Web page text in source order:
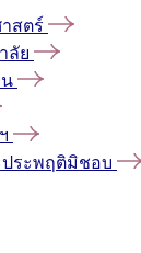
สตร์
ลัย
ประพฤติมิชอบ